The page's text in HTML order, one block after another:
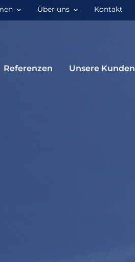
Über uns Kontakt
Referenzen Unsere Kunden